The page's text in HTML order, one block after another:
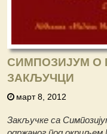
СИМПОЗИЈУМ О
ЗАКЉУЧЦИ
март 8, 2012
Закључке са